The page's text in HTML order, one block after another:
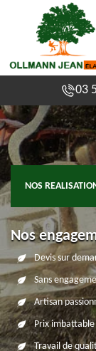
03
NOS
Nos
Devis sur
Sans
Artisan
Prix imbattable
Travail de